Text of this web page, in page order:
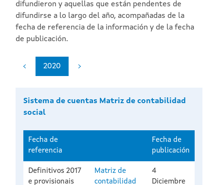
difundieron y aquellas que están pendentes de
difundirse a lo largo del año, acompañadas de la
fecha de referencia de la información y de la fecha
de publicación.
2020
Sistema de cuentas Matriz de contabilidad
social
Fecha de
referencia
Fecha de
publicación
Definitivos 2017
e provisionais
Matriz de
contabilidad
4
Diciembre